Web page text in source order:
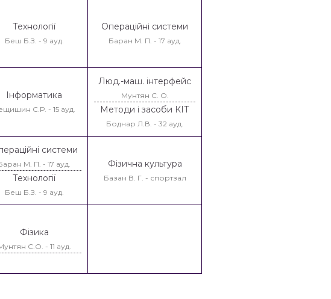
Технології
Беш Б.З. - 9 ауд.
Операційні системи
Баран М. П. - 17 ауд.
Інформатика
С.Р. - 15 ауд.
Люд.-маш. інтерфейс
Мунтян С. О.
Методи і засоби КІТ
Боднар Л.В. - 32 ауд.
системи
М. П. - 17 ауд.
Технології
Беш Б.З. - 9 ауд.
Фізична культура
Базан В. Г. - спортзал
Фізика
С.О. - 11 ауд.